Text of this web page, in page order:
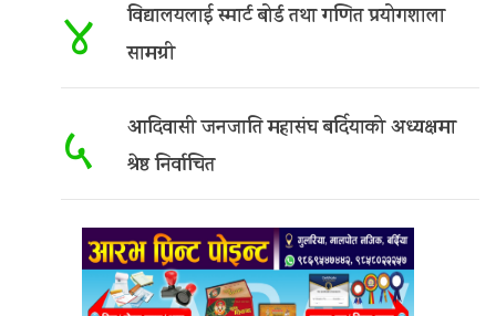
४ विद्यालयलाई स्मार्ट बोर्ड तथा गणित प्रयोगशाला
सामग्री
५ आदिवासी जनजाति महासंघ बर्दियाको अध्यक्षमा
श्रेष्ठ निर्वाचित